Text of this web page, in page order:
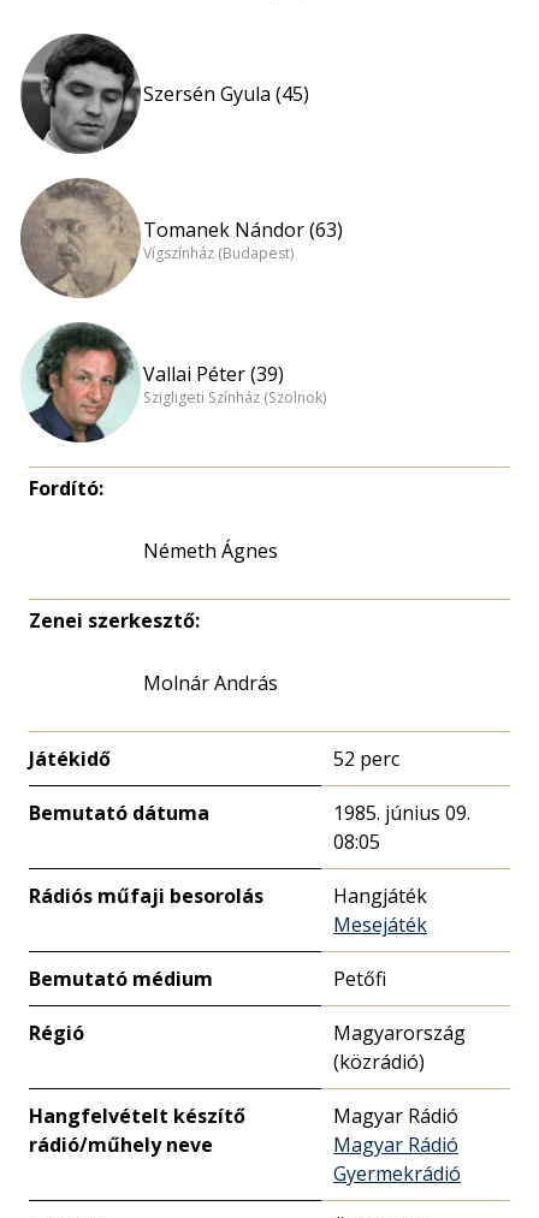
Szersén Gyula (45)
Tomanek Nándor (63)
Vígszínház (Budapest)
Vallai Péter (39)
Szigligeti Színház (Szolnok)
Fordító:
Németh Ágnes
Zenei szerkesztő:
Molnár András
Játékidő 52 perc
Bemutató dátuma
1985. június 09.
08:05
Rádiós műfaji besorolás
Hangjáték
Mesejáték
Bemutató médium Petőfi
Régió
Magyarország
(közrádió)
Hangfelvételt készítő
rádió/műhely neve
Magyar Rádió
Magyar Rádió
Gyermekrádió